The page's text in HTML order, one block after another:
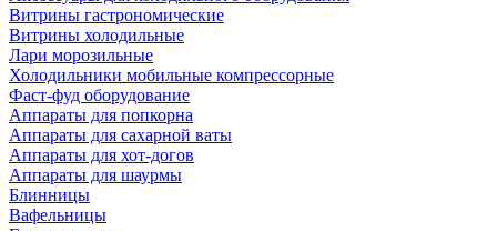
Витрины гастрономические
Витрины холодильные
Лари морозильные
Холодильники мобильные компрессорные
Фаст-фуд оборудование
Аппараты для попкорна
Аппараты для сахарной ваты
Аппараты для хот-догов
Аппараты для шаурмы
Блинницы
Вафельницы